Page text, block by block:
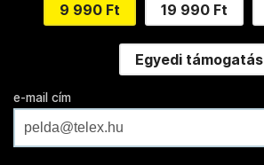
9 990 Ft 19 990 Ft
Egyedi támogatás
e-mail cím